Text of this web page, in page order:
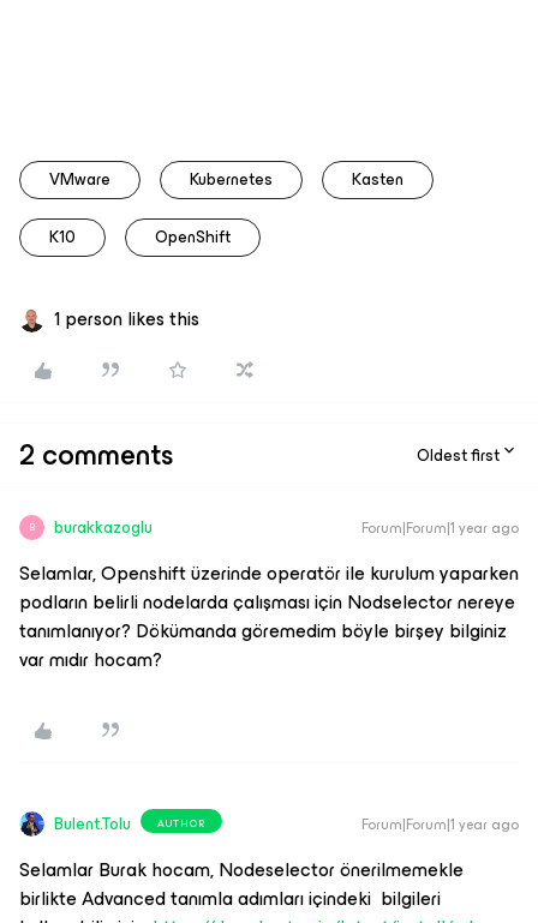
VMware Kubernetes Kasten
K10 OpenShift
1 person likes this
2 comments Oldest first
B burakkazoglu Forum|Forum|1 year ago
Selamlar, Openshift üzerinde operatör ile kurulum yaparken
podların belirli nodelarda çalışması için Nodselector nereye
tanımlanıyor? Dökümanda göremedim böyle birşey bilginiz
var mıdır hocam?
Bulent.Tolu AUTHOR Forum|Forum|1 year ago
Selamlar Burak hocam, Nodeselector önerilmemekle
birlikte Advanced tanımla adımları içindeki bilgileri